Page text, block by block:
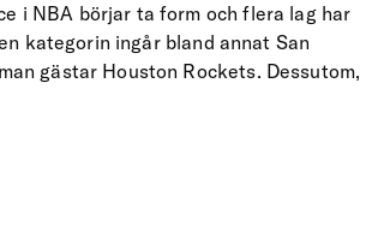
i NBA börjar ta form och flera lag har
kategorin ingår bland annat San
gästar Houston Rockets. Dessutom,